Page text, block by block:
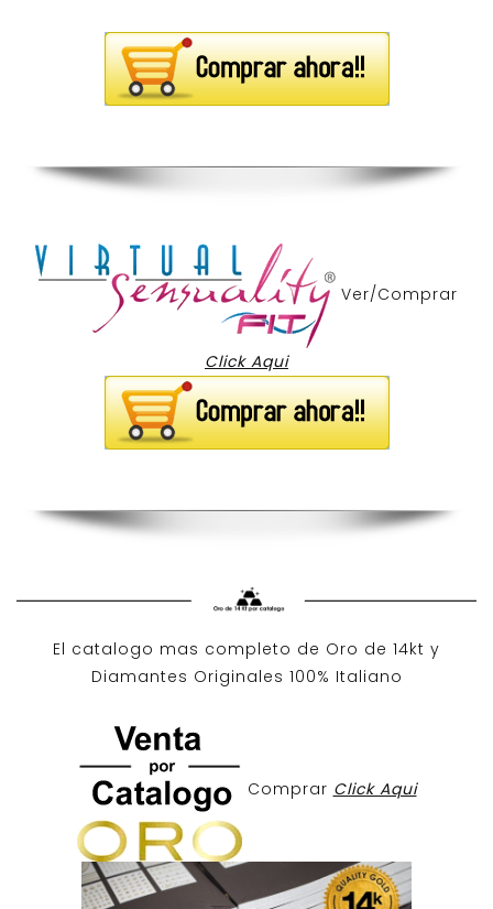
Ver/Comprar
Click Aqui
El catalogo mas completo de Oro de 14kt y
Diamantes Originales 100% Italiano
Comprar Click Aqui